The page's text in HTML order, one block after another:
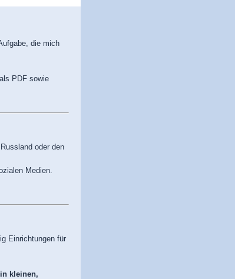
die mich
PDF sowie
oder den
Medien.
Einrichtungen für
kleinen,